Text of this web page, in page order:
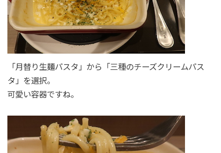
「月替り生麺パスタ」から「三種のチーズクリームパス
タ」を選択。
可愛い容器ですね。